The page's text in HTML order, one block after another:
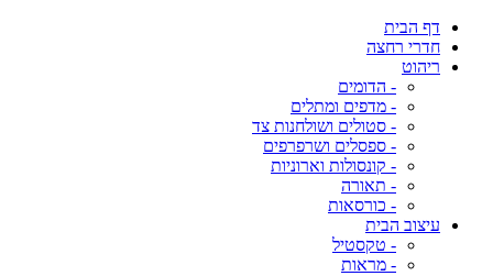
דף הבית
חדרי רחצה
ריהוט
- הדומים
- מדפים ומתלים
- סטולים ושולחנות צד
- ספסלים ושרפרפים
- קונסולות וארוניות
- תאורה
- כורסאות
עיצוב הבית
- טקסטיל
- מראות